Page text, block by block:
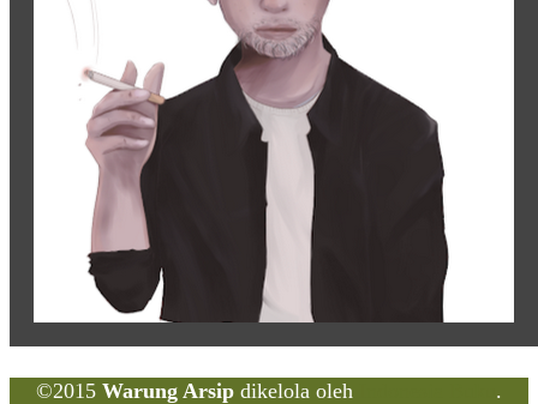
©2015 Warung Arsip dikelola oleh
.